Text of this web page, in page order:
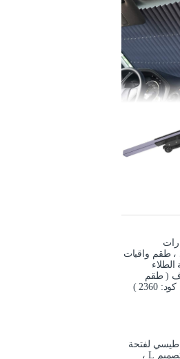
، طقم واقيات
الطلاء
( طقم
لفتحة
تكييف السيارة بتصميم L ،